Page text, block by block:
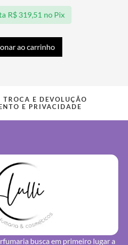
R$ 319,51 no Pix
ao carrinho
TROCA E DEVOLUÇÃO
E PRIVACIDADE
busca em primeiro lugar a